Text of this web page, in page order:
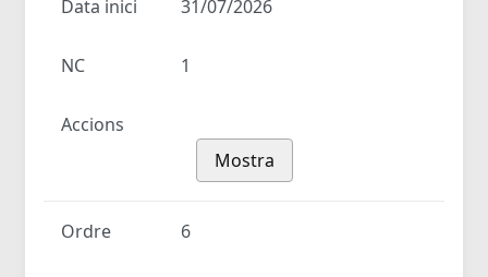
Data inici 31/07/2026
NC 1
Accions
Mostra
Ordre 6